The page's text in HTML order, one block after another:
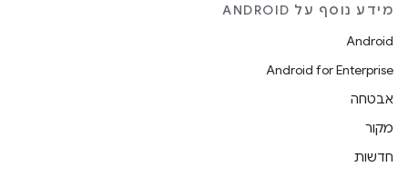
מידע נוסף על ANDROID
Android
Android for Enterprise
אבטחה
מקור
חדשות